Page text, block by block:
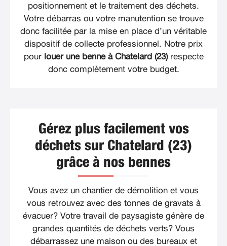
positionnement et le traitement des déchets.
Votre débarras ou votre manutention se trouve
donc facilitée par la mise en place d’un véritable
dispositif de collecte professionnel. Notre prix
pour louer une benne à Chatelard (23)respecte
donc complètement votre budget.
Gérez plus facilement vos
déchets sur Chatelard (23)
grâce à nos bennes
Vous avez un chantier de démolition et vous
vous retrouvez avec des tonnes de gravats à
évacuer? Votre travail de paysagiste génère de
grandes quantités de déchets verts? Vous
débarrassez une maison ou des bureaux et